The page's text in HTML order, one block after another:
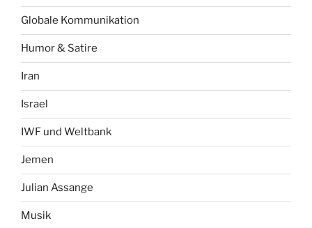
Globale Kommunikation
Humor & Satire
Iran
Israel
IWF und Weltbank
Jemen
Julian Assange
Musik